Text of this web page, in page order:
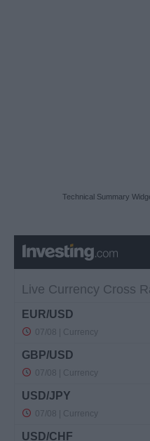
Technical Summary